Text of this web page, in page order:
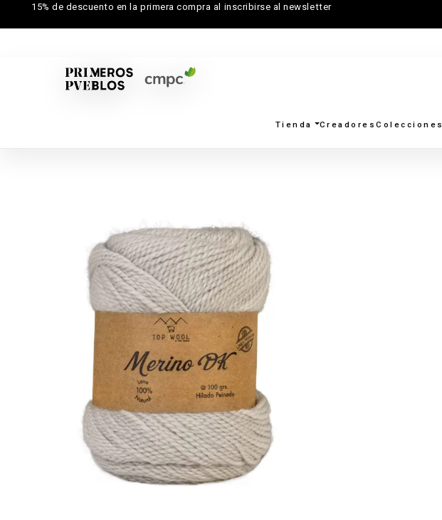
15% de descuento en la primera compra al inscribirse al newsletter
Tienda CreadoresColecciones